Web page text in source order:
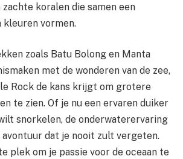
koralen die samen een
kleuren vormen.
zoals Batu Bolong en Manta
met de wonderen van de zee,
Rock de kans krijgt om grotere
te zien. Of je nu een ervaren duiker
snorkelen, de onderwaterervaring
avontuur dat je nooit zult vergeten.
plek om je passie voor de oceaan te